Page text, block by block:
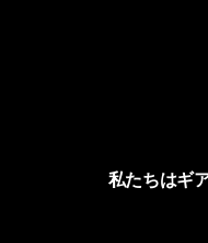
私たちはギ